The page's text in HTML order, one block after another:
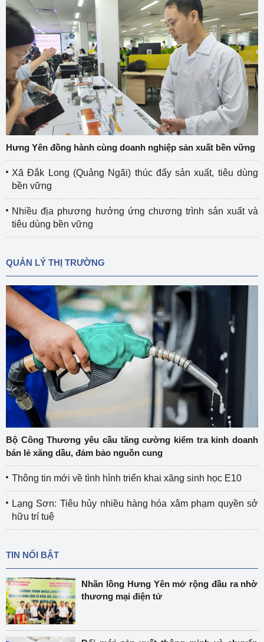
Hưng Yên đồng hành cùng doanh nghiệp sản xuất bền vững
Xã Đắk Long (Quảng Ngãi) thúc đẩy sản xuất, tiêu dùng
bền vững
Nhiều địa phương hưởng ứng chương trình sản xuất và
tiêu dùng bền vững
QUẢN LÝ THỊ TRƯỜNG
Bộ Công Thương yêu cầu tăng cường kiểm tra kinh doanh
bán lẻ xăng dầu, đảm bảo nguồn cung
Thông tin mới về tình hình triển khai xăng sinh học E10
Lạng Sơn: Tiêu hủy nhiều hàng hóa xâm phạm quyền sở
hữu trí tuệ
TIN NỔI BẬT
Nhãn lồng Hưng Yên mở rộng đầu ra nhờ
thương mại điện tử